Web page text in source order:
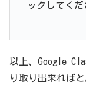
ックしてくだ
以上、Google
り取り出来れば